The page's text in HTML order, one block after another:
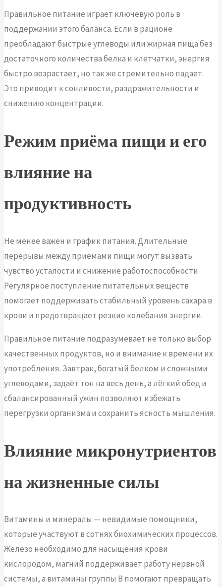
Правильное питание играет ключевую роль в
поддержании этого баланса. Если в рационе
преобладают быстрые углеводы или жирная пища без
достаточного количества белка и клетчатки, энергия
быстро возрастает, но так же стремительно падает.
Это приводит к сонливости, раздражительности и
снижению концентрации.
Режим приёма пищи и его
влияние на
продуктивность
Не менее важен и график питания. Длительные
перерывы между приёмами пищи могут вызвать
чувство усталости и снижение работоспособности.
Регулярное поступление питательных веществ
помогает поддерживать стабильный уровень сахара в
крови и предотвращает резкие колебания энергии.
Правильное питание подразумевает не только выбор
качественных продуктов, но и внимание к времени их
употребления. Завтрак, богатый белком и сложными
углеводами, задаёт тон на весь день, а лёгкий обед и
сбалансированный ужин позволяют избежать
перегрузки организма и сохранить ясность мышления.
Влияние микронутриентов
на жизненные силы
Витамины и минералы — невидимые помощники,
которые участвуют в сотнях биохимических процессов.
Железо необходимо для насыщения крови
кислородом, магний поддерживает работу нервной
системы, а витамины группы B помогают превращать